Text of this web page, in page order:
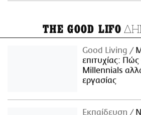
THE GOOD LIFO
Good Living
επιτυχίας: Πώς
Millennials
εργασίας
Εκπαίδευση